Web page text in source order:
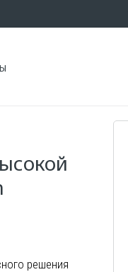
решения